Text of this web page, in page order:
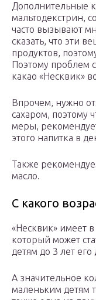
Дополнительные
мальтодекстрин,
часто вызывают
сказать, что эти
продуктов,
Поэтому проблем
какао «Несквик»
Впрочем, нужно
сахаром, поэтому
меры,
этого напитка в
Также
масло.
С какого
«Несквик» имеет
который может
детям до 3 лет
А значительное
маленьким детям